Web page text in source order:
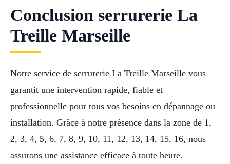
Conclusion serrurerie La
Treille Marseille
Notre service de serrurerie La Treille Marseille vous
garantit une intervention rapide, fiable et
professionnelle pour tous vos besoins en dépannage ou
installation. Grâce à notre présence dans la zone de 1,
2, 3, 4, 5, 6, 7, 8, 9, 10, 11, 12, 13, 14, 15, 16, nous
assurons une assistance efficace à toute heure.